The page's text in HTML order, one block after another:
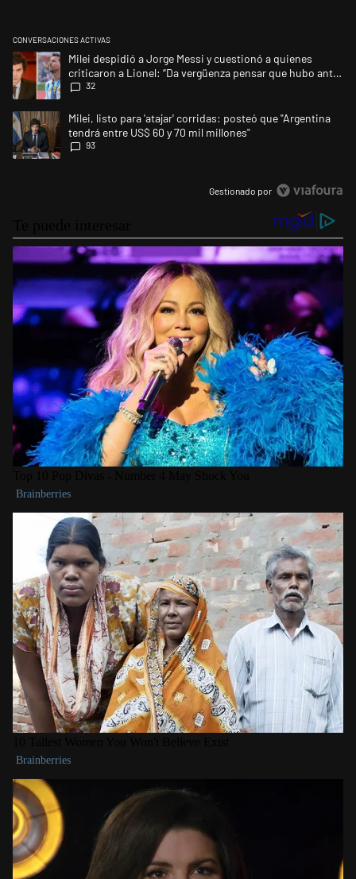
CONVERSACIONES ACTIVAS
Este listado muestra los artículos con más comentarios en los últimos
Un artículo de tendencia con el título "Milei despidió a Jorge Messi y
Milei despidió a Jorge Messi y cuestionó a quienes
criticaron a Lionel: “Da vergüenza pensar que hubo anti-
Messi”
32
Un artículo de tendencia con el título "Milei, listo para 'atajar' corridas:
Milei, listo para 'atajar' corridas: posteó que "Argentina
tendrá entre US$ 60 y 70 mil millones"
93
Gestionado por